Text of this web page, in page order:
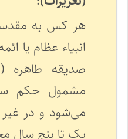
هر کس به
انبیاء عظام یا
صدیقه طاهره
مشمول حکم
می‌شود و در
یک تا پنج سال